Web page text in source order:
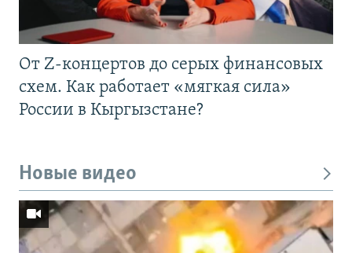
От Z-концертов до серых финансовых
схем. Как работает «мягкая сила»
России в Кыргызстане?
Новые видео